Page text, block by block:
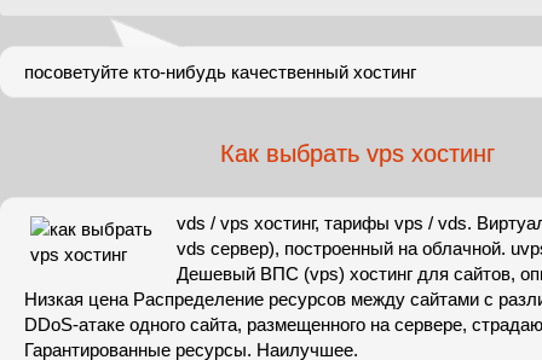
посоветуйте кто-нибудь качественный хостинг
Как выбрать vps хостинг
vds / vps хостинг, тарифы vps / vds.
vds сервер), построенный на облачной.
Дешевый ВПС (vps) хостинг для сайтов,
Низкая цена Распределение ресурсов между сайтами с
DDoS-атаке одного сайта, размещенного на сервере,
Гарантированные ресурсы. Наилучшее.